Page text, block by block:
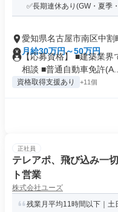
✅長期連休あり(GW・夏季
愛知県名古屋市南区中割
月給30万円～50万円
【応募資格】 ■建築業
相談 ■普通自動車免許(A...
資格取得支援あり +11個
正社員
テレアポ、飛び込み一
ト営業
株式会社ユーズ
残業月平均11時間以下｜土